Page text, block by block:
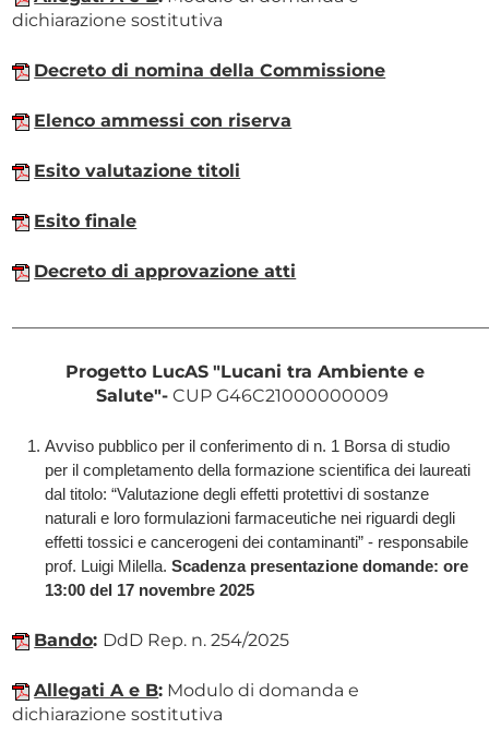
dichiarazione sostitutiva
Decreto di nomina della Commissione
Elenco ammessi con riserva
Esito valutazione titoli
Esito finale
Decreto di approvazione atti
Progetto LucAS "Lucani tra Ambiente e
Salute"- CUP G46C21000000009
Avviso pubblico per il conferimento di n. 1 Borsa di studio
per il completamento della formazione scientifica dei laureati
dal titolo: “Valutazione degli effetti protettivi di sostanze
naturali e loro formulazioni farmaceutiche nei riguardi degli
effetti tossici e cancerogeni dei contaminanti” - responsabile
prof. Luigi Milella.Scadenza presentazione domande: ore
13:00 del 17 novembre 2025
Bando: DdD Rep. n. 254/2025
Allegati A e B: Modulo di domanda e
dichiarazione sostitutiva